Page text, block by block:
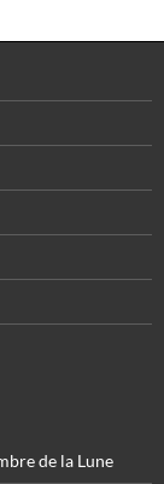
de la Lune